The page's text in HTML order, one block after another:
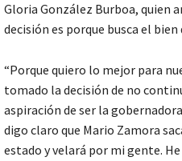
Gloria González Burboa, quien
decisión es porque busca el bien
“Porque quiero lo mejor para
tomado la decisión de no
aspiración de ser la
digo claro que Mario Zamora
estado y velará por mi gente.